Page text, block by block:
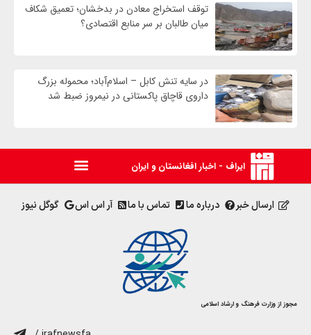
توقف استخراج معادن در بدخشان؛ تعمیق شکاف
میان طالبان بر سر منابع اقتصادی؟
در سایه تنش کابل – اسلام‌آباد؛ محموله بزرگ
داروی قاچاق پاکستانی در نیمروز ضبط شد
ایراف - اخبار افغانستان و ایران
ارسال خبر درباره ما تماس با ما آر اس اس گوگل نیوز
مجوز از وزارت فرهنگ و ارشاد اسلامی